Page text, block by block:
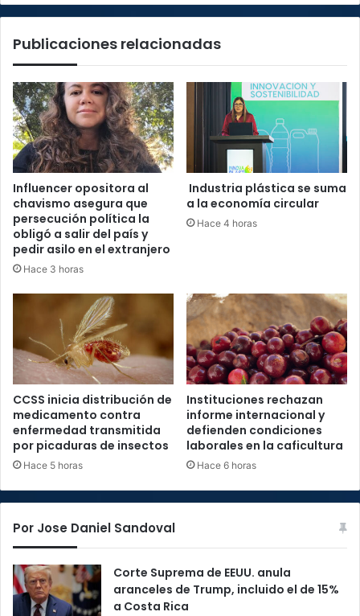
Publicaciones relacionadas
Influencer opositora al
chavismo asegura que
persecución política la
obligó a salir del país y
pedir asilo en el extranjero
Hace 3 horas
Industria plástica se suma
a la economía circular
Hace 4 horas
CCSS inicia distribución de
medicamento contra
enfermedad transmitida
por picaduras de insectos
Hace 5 horas
Instituciones rechazan
informe internacional y
defienden condiciones
laborales en la caficultura
Hace 6 horas
Por Jose Daniel Sandoval
Corte Suprema de EEUU. anula
aranceles de Trump, incluido el de 15%
a Costa Rica